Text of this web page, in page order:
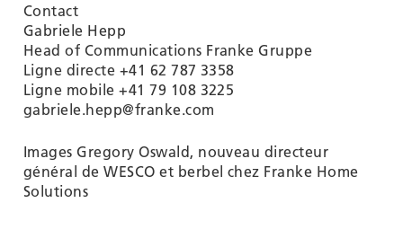
Contact
Gabriele Hepp
Head of Communications Franke Gruppe
Ligne directe +41 62 787 3358
Ligne mobile +41 79 108 3225
gabriele.hepp@franke.com
Images Gregory Oswald, nouveau directeur
général de WESCO et berbel chez Franke Home
Solutions